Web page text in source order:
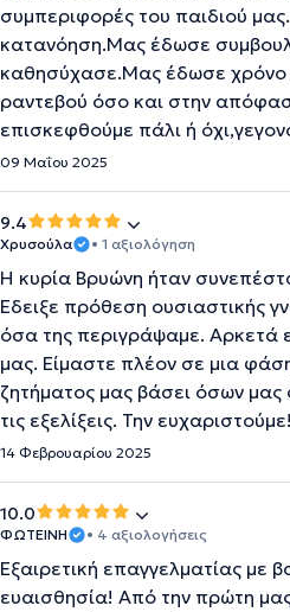
συμπεριφορές του παιδιού
κατανόηση.Μας έδωσε
καθησύχασε.Μας έδωσε χρόνο
ραντεβού όσο και στην
επισκεφθούμε πάλι ή
09 Μαΐου 2025
9.4
Χρυσούλα • 1 αξιολόγηση
Η κυρία Βρυώνη ήταν
Έδειξε πρόθεση ουσιαστικής
όσα της περιγράψαμε. Αρκετά
μας. Είμαστε πλέον σε μια
ζητήματος μας βάσει όσων
τις εξελίξεις. Την ευχαριστούμε!
14 Φεβρουαρίου 2025
10.0
ΦΩΤΕΙΝΗ • 4 αξιολογήσεις
Εξαιρετική επαγγελματίας με
ευαισθησία! Από την πρώτη